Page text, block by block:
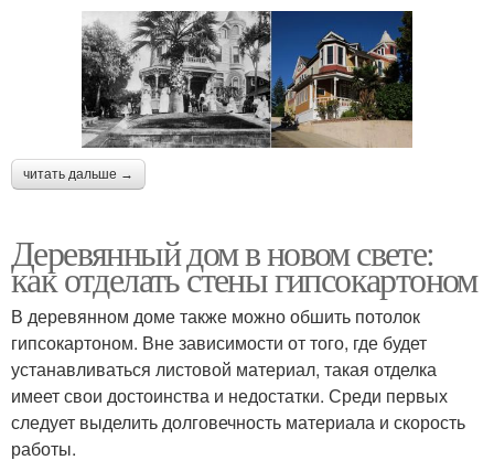
читать дальше →
Деревянный дом в новом свете:
как отделать стены гипсокартоном
В деревянном доме также можно обшить потолок
гипсокартоном. Вне зависимости от того, где будет
устанавливаться листовой материал, такая отделка
имеет свои достоинства и недостатки. Среди первых
следует выделить долговечность материала и скорость
работы.